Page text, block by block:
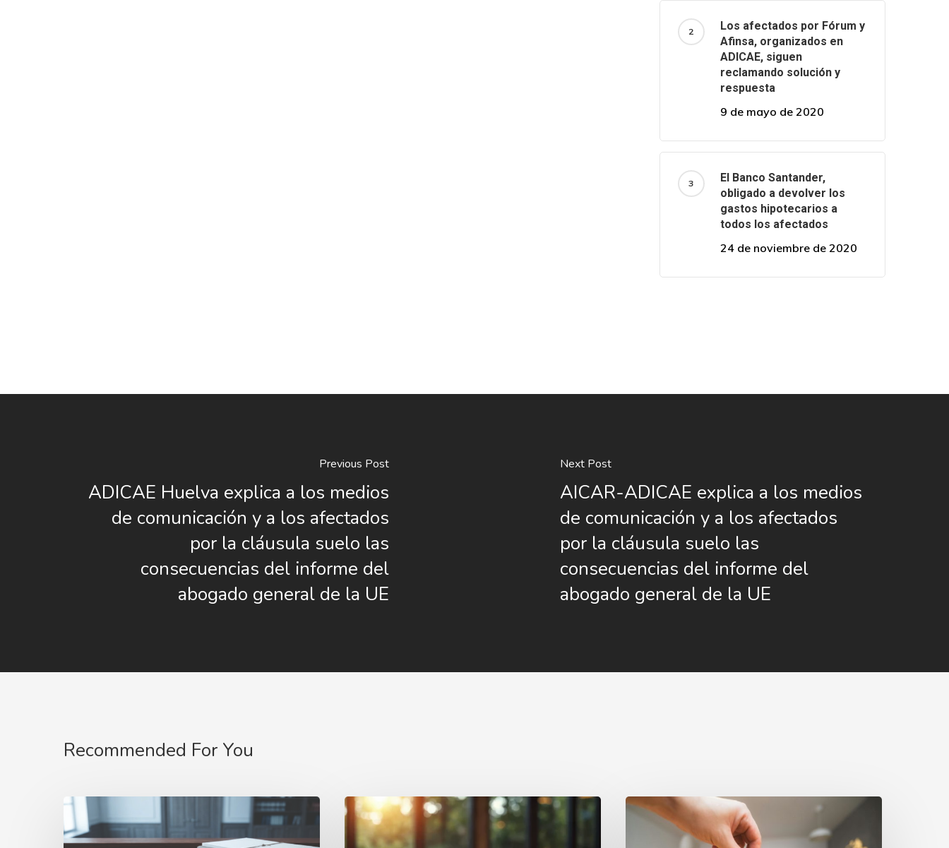
Los afectados por Fórum y
Afinsa, organizados en
ADICAE, siguen
reclamando solución y
respuesta
9 de mayo de 2020
El Banco Santander,
obligado a devolver los
gastos hipotecarios a
todos los afectados
24 de noviembre de 2020
Previous Post
ADICAE Huelva explica a los medios
de comunicación y a los afectados
por la cláusula suelo las
consecuencias del informe del
abogado general de la UE
Next Post
AICAR-ADICAE explica a los medios
de comunicación y a los afectados
por la cláusula suelo las
consecuencias del informe del
abogado general de la UE
Recommended For You